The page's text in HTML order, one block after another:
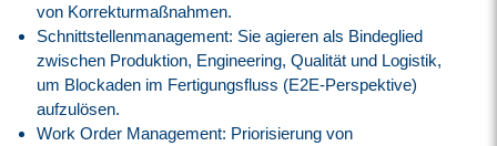
von Korrekturmaßnahmen.
Schnittstellenmanagement: Sie agieren als Bindeglied
zwischen Produktion, Engineering, Qualität und Logistik,
um Blockaden im Fertigungsfluss (E2E-Perspektive)
aufzulösen.
Work Order Management: Priorisierung von